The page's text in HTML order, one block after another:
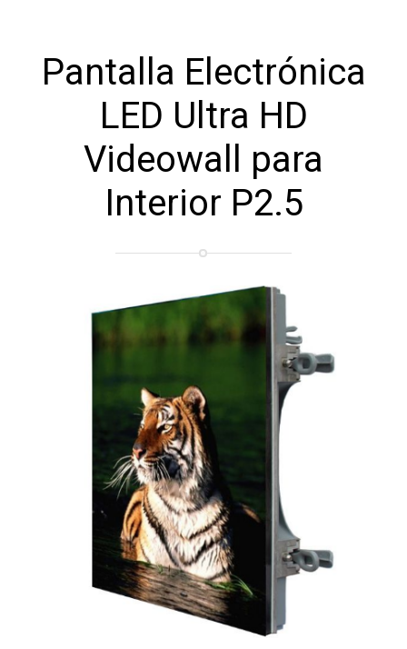
Pantalla Electrónica
LED Ultra HD
Videowall para
Interior P2.5